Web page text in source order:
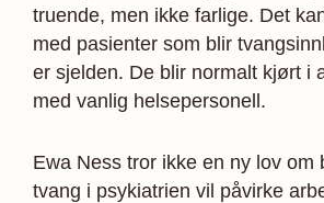
truende, men ikke farlige. Det
med pasienter som blir
er sjelden. De blir normalt kjørt i
med vanlig helsepersonell.
Ewa Ness tror ikke en ny lov om
tvang i psykiatrien vil påvirke